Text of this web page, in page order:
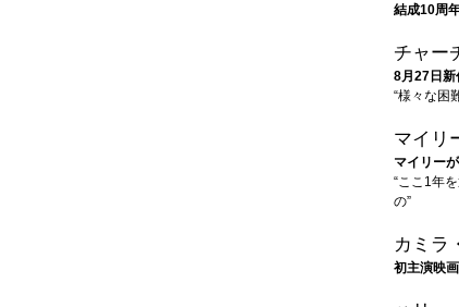
結成10周
チャー
8月27日新
“様々な困
マイリ
マイリー
“ここ1年
の”
カミラ
初主演映